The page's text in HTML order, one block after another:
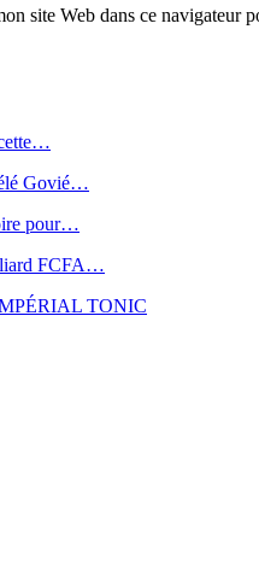
site Web dans ce navigateur
Govié…
pour…
FCFA…
TONIC